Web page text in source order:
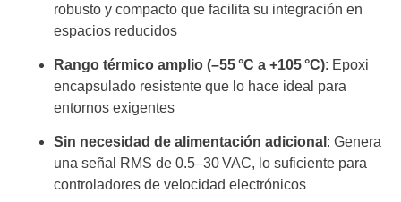
robusto y compacto que facilita su integración en
espacios reducidos
Rango térmico amplio (–55 °C a +105 °C): Epoxi
encapsulado resistente que lo hace ideal para
entornos exigentes
Sin necesidad de alimentación adicional : Genera
una señal RMS de 0.5–30 VAC, lo suficiente para
controladores de velocidad electrónicos